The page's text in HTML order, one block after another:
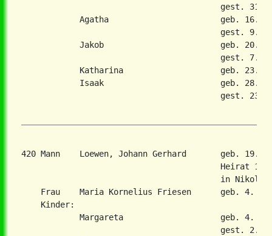
gest. 31.
Agatha                       geb. 16.
gest. 9.
Jakob                        geb. 20.
gest. 7.
Katharina                    geb. 23.
Isaak                        geb. 28.
gest. 23.
420 Mann    Loewen, Johann Gerhard       geb. 19.
Heirat 16.
in
Frau    Maria Kornelius Friesen      geb. 4.
    Kinder:
Margareta                    geb. 4.
gest. 2.